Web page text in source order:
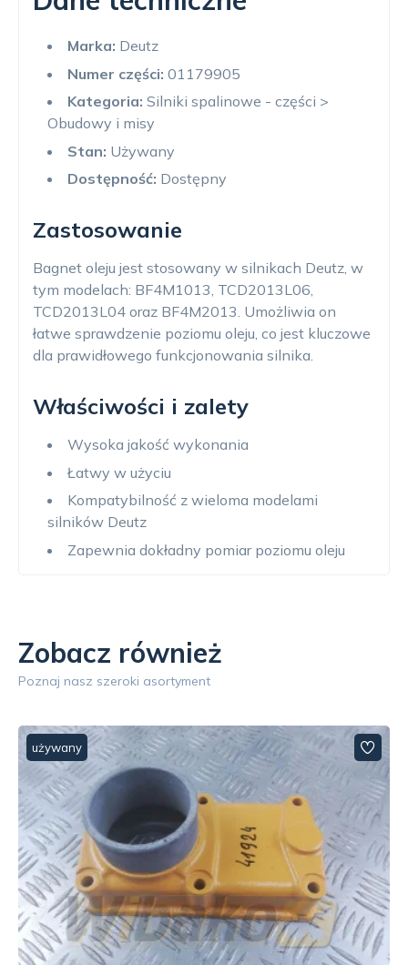
Marka: Deutz
Numer części: 01179905
Kategoria: Silniki spalinowe - części >
Obudowy i misy
Stan: Używany
Dostępność: Dostępny
Zastosowanie
Bagnet oleju jest stosowany w silnikach Deutz, w
tym modelach: BF4M1013, TCD2013L06,
TCD2013L04 oraz BF4M2013. Umożliwia on
łatwe sprawdzenie poziomu oleju, co jest kluczowe
dla prawidłowego funkcjonowania silnika.
Właściwości i zalety
Wysoka jakość wykonania
Łatwy w użyciu
Kompatybilność z wieloma modelami
silników Deutz
Zapewnia dokładny pomiar poziomu oleju
Zobacz również
Poznaj nasz szeroki asortyment
używany